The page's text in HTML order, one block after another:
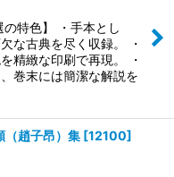
特色】 ・手本とし
な古典を尽く収録。 ・
精緻な印刷で再現。 ・
巻末には簡潔な解説を
趙子昂）集 [12100]